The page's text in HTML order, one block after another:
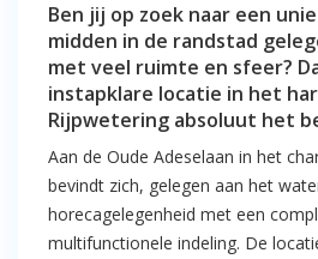
feestzaal en
Rijpwetering
Ben jij op zoek naar een
midden in de randstad
met veel ruimte en sfeer?
instapklare locatie in het
Rijpwetering absoluut het
Aan de Oude Adeselaan in het
bevindt zich, gelegen aan het
horecagelegenheid met een
multifunctionele indeling. De